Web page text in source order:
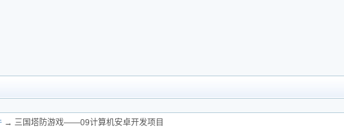
→ 三国塔防游戏——09计算机安卓开发项目